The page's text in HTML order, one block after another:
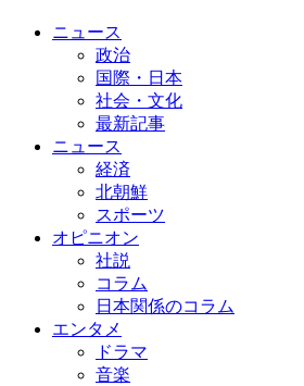
ニュース
政治
国際・日本
社会・文化
最新記事
ニュース
経済
北朝鮮
スポーツ
オピニオン
社説
コラム
日本関係のコラム
エンタメ
ドラマ
音楽